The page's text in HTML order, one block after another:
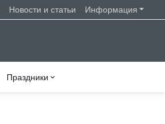
Новости и статьи Информация
Праздники